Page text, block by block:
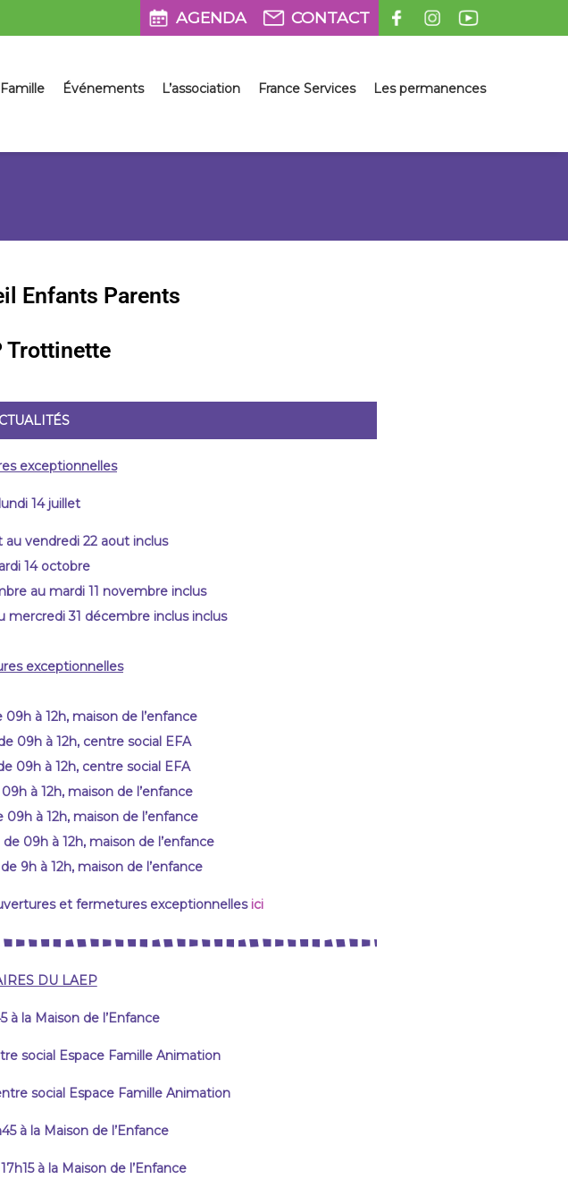
AGENDA CONTACT
Famille Événements L’association France Services Les permanences
Enfants Parents
Trottinette
exceptionnelles
14 juillet
au vendredi 22 aout inclus
14 octobre
au mardi 11 novembre inclus
mercredi 31 décembre inclus inclus
exceptionnelles
09h à 12h, maison de l’enfance
09h à 12h, centre social EFA
09h à 12h, centre social EFA
à 12h, maison de l’enfance
à 12h, maison de l’enfance
09h à 12h, maison de l’enfance
9h à 12h, maison de l’enfance
et fermetures exceptionnelles ici
DU LAEP
à la Maison de l’Enfance
social Espace Famille Animation
social Espace Famille Animation
à la Maison de l’Enfance
à la Maison de l’Enfance